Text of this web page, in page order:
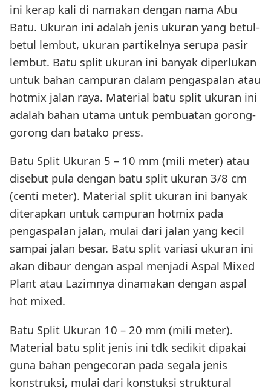
ini kerap kali di namakan dengan nama Abu
Batu. Ukuran ini adalah jenis ukuran yang betul-
betul lembut, ukuran partikelnya serupa pasir
lembut. Batu split ukuran ini banyak diperlukan
untuk bahan campuran dalam pengaspalan atau
hotmix jalan raya. Material batu split ukuran ini
adalah bahan utama untuk pembuatan gorong-
gorong dan batako press.
Batu Split Ukuran 5 – 10 mm (mili meter) atau
disebut pula dengan batu split ukuran 3/8 cm
(centi meter). Material split ukuran ini banyak
diterapkan untuk campuran hotmix pada
pengaspalan jalan, mulai dari jalan yang kecil
sampai jalan besar. Batu split variasi ukuran ini
akan dibaur dengan aspal menjadi Aspal Mixed
Plant atau Lazimnya dinamakan dengan aspal
hot mixed.
Batu Split Ukuran 10 – 20 mm (mili meter).
Material batu split jenis ini tdk sedikit dipakai
guna bahan pengecoran pada segala jenis
konstruksi, mulai dari konstuksi struktural